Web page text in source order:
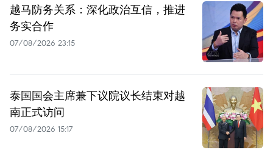
越马防务关系：深化政治互信，推进
务实合作
07/08/2026 23:15
泰国国会主席兼下议院议长结束对越
南正式访问
07/08/2026 15:17